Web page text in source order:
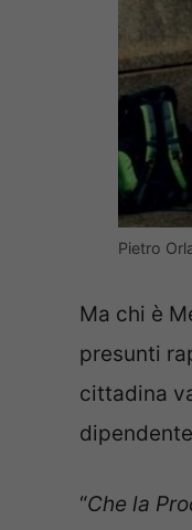
Pietro
Ma chi è
presunti
cittadina
“Che la